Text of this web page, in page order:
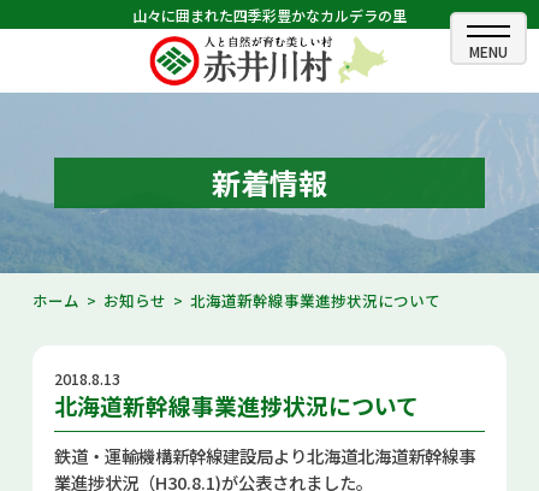
山々に囲まれた四季彩豊かなカルデラの里
ホーム
むらのできごと
むらのプロフィール
くらしの情報
ふるさと納税
観光・イベント情報
新着情報
ホーム お知らせ 北海道新幹線事業進捗状況について
2018.8.13
北海道新幹線事業進捗状況について
鉄道・運輸機構新幹線建設局より北海道北海道新幹線事
業進捗状況（H30.8.1)が公表されました。